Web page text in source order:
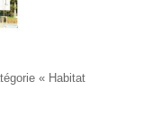
« Habitat